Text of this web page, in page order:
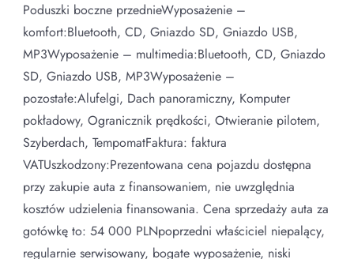
Poduszki boczne przednieWyposażenie –
komfort:Bluetooth, CD, Gniazdo SD, Gniazdo USB,
MP3Wyposażenie – multimedia:Bluetooth, CD, Gniazdo
SD, Gniazdo USB, MP3Wyposażenie –
pozostałe:Alufelgi, Dach panoramiczny, Komputer
pokładowy, Ogranicznik prędkości, Otwieranie pilotem,
Szyberdach, TempomatFaktura: faktura
VATUszkodzony:Prezentowana cena pojazdu dostępna
przy zakupie auta z finansowaniem, nie uwzględnia
kosztów udzielenia finansowania. Cena sprzedaży auta za
gotówkę to: 54 000 PLNpoprzedni właściciel niepalący,
regularnie serwisowany, bogate wyposażenie, niski